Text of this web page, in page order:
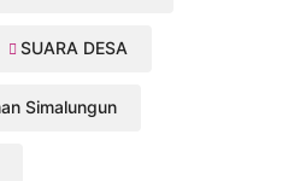
SUARA DESA
Simalungun